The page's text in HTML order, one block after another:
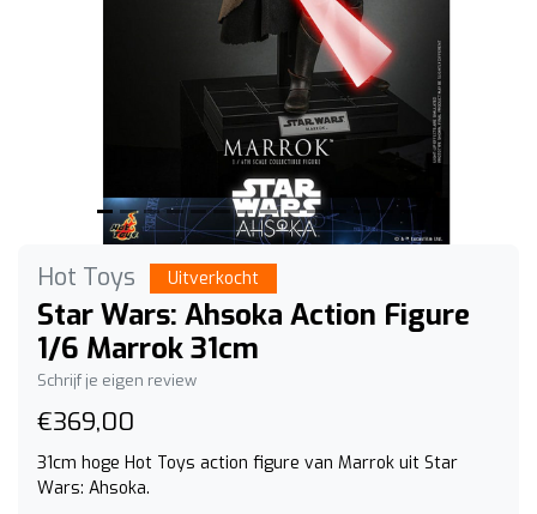
Hot Toys Uitverkocht
Star Wars: Ahsoka Action Figure
1/6 Marrok 31cm
Schrijf je eigen review
€369,00
31cm hoge Hot Toys action figure van Marrok uit Star
Wars: Ahsoka.